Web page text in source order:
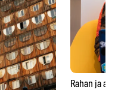
Rahan ja